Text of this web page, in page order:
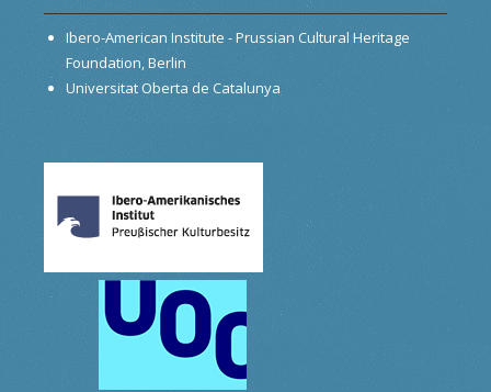
Ibero-American Institute - Prussian Cultural Heritage
Foundation, Berlin
Universitat Oberta de Catalunya